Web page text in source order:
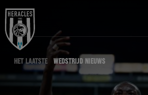
HET LAATSTE WEDSTRIJD NIEUWS